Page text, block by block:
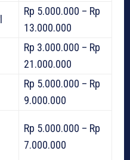
Rp 5.000.000 – Rp
13.000.000
Rp 3.000.000 – Rp
21.000.000
Rp 5.000.000 – Rp
9.000.000
Rp 5.000.000 – Rp
7.000.000